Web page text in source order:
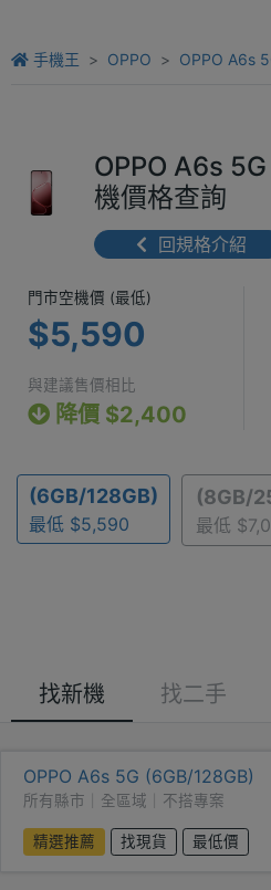
手機王 OPPO OPPO A6s
OPPO A6s
機價格查詢
回規格介紹
門市空機價 (
門市空機價 (最低)
$5,590
與建議售價相比
降價 $2,400
(6GB/128GB)
最低 $5,590
(8GB/
最低
找新機 找二手
OPPO A6s 5G (6GB/128GB)
所有縣市｜全區域｜不搭專案
精選推薦 找現貨 最低價